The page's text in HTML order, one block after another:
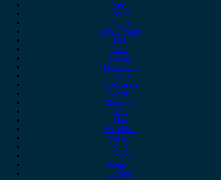
iveco
Jaecoo
Jaguar
Jeep Chrysler
KIA
Lada
Lancia
Leapmotor
Lexus
Lynk & co
Mazda
Mercedes
MG
Mini
Mitsubishi
Nissan
Opel
Omoda
Peugeot
Porsche